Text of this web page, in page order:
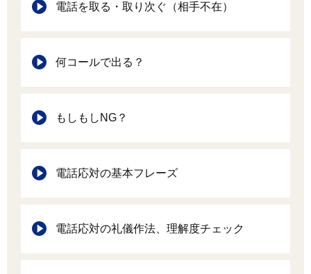
電話を取る・取り次ぐ（相手不在）
何コールで出る？
もしもしNG？
電話応対の基本フレーズ
電話応対の礼儀作法、理解度チェック